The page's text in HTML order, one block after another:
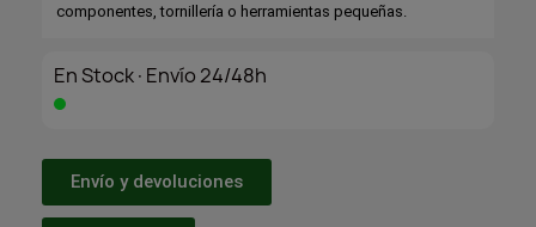
componentes, tornillería o herramientas pequeñas.
En Stock·Envío 24/48h
Envío y devoluciones